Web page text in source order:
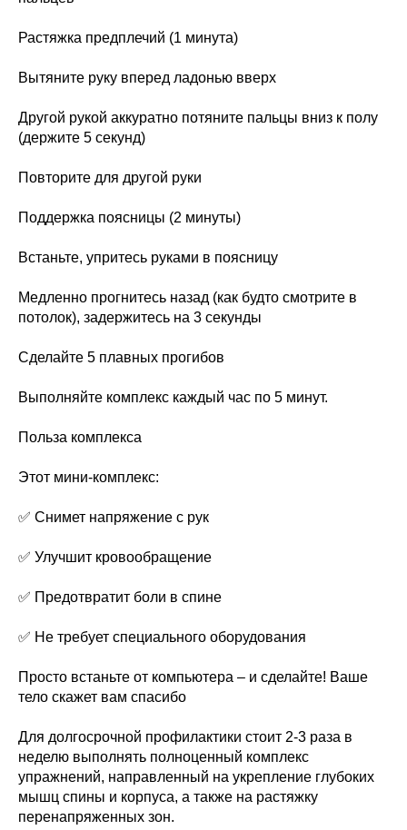
Растяжка предплечий (1 минута)
Вытяните руку вперед ладонью вверх
Другой рукой аккуратно потяните пальцы вниз к полу
(держите 5 секунд)
Повторите для другой руки
Поддержка поясницы (2 минуты)
Встаньте, упритесь руками в поясницу
Медленно прогнитесь назад (как будто смотрите в
потолок), задержитесь на 3 секунды
Сделайте 5 плавных прогибов
Выполняйте комплекс каждый час по 5 минут.
Польза комплекса
Этот мини-комплекс:
✅ Снимет напряжение с рук
✅ Улучшит кровообращение
✅ Предотвратит боли в спине
✅ Не требует специального оборудования
Просто встаньте от компьютера – и сделайте! Ваше
тело скажет вам спасибо
Для долгосрочной профилактики стоит 2-3 раза в
неделю выполнять полноценный комплекс
упражнений, направленный на укрепление глубоких
мышц спины и корпуса, а также на растяжку
перенапряженных зон.